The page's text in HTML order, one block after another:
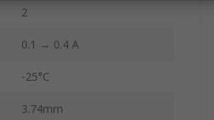
2
0.1 → 0.4 A
-25°C
3.74mm